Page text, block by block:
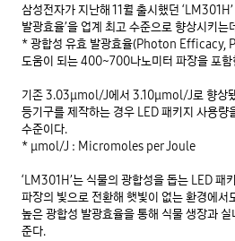
삼성전자가 지난해 11월 출시했던
발광효율’을 업계 최고 수준으로 향상시키는
* 광합성 유효 발광효율(Photon Efficacy,
도움이 되는 400~700나노미터 파장을 포함
기존 3.03μmol/J에서 3.10μmol/J로 향상
등기구를 제작하는 경우 LED 패키지 사용
수준이다.
* μmol/J : Micromoles per Joule
‘LM301H’는 식물의 광합성을 돕는 LED 패
파장의 빛으로 전환해 햇빛이 없는 환경에서
높은 광합성 발광효율을 통해 식물 생장과
준다.